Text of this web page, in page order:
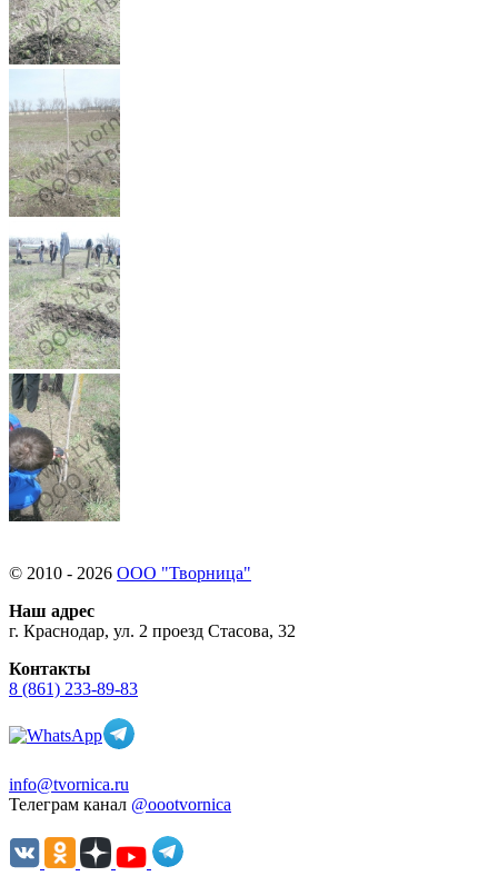
© 2010 - 2026 ООО "Творница"
Наш адрес
г. Краснодар, ул. 2 проезд Стасова, 32
Контакты
8 (861) 233-89-83
info@tvornica.ru
Телеграм канал @oootvornica